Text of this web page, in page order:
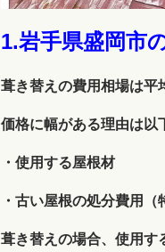
1.岩手県盛岡市
葺き替えの費用相場は平
価格に幅がある理由は以
・使用する屋根材
・古い屋根の処分費用（
葺き替えの場合、使用す